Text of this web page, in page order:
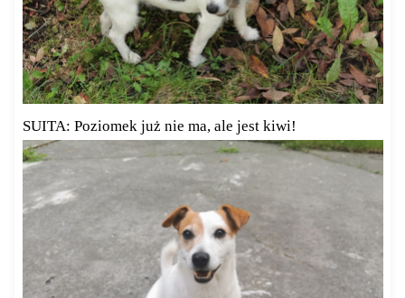
SUITA: Poziomek już nie ma, ale jest kiwi!